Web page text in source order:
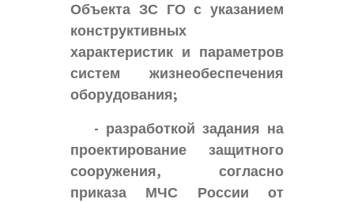
Объекта ЗС ГО с указанием
конструктивных
характеристик и параметров
систем жизнеобеспечения
оборудования;
- разработкой задания на
проектирование защитного
сооружения, согласно
приказа МЧС России от